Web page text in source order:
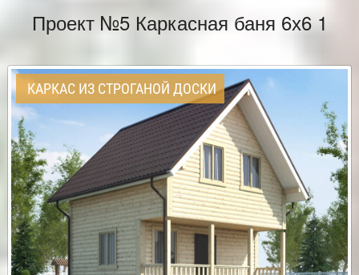
Проект №5 Каркасная баня 6х6 1
КАРКАС ИЗ СТРОГАНОЙ ДОСКИ